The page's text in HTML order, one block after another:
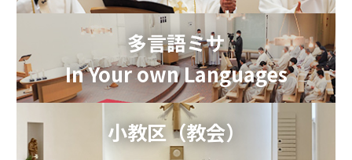
多言語ミサ
In Your own Languages
小教区（教会）